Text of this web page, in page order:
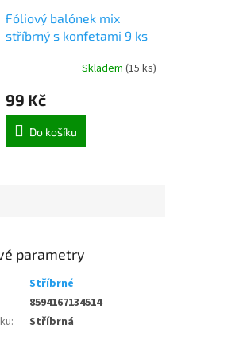
Fóliový balónek mix
stříbrný s konfetami 9 ks
Skladem (15 ks)
99 Kč
Do košíku
parametry
Stříbrné
8594167134514
: Stříbrná